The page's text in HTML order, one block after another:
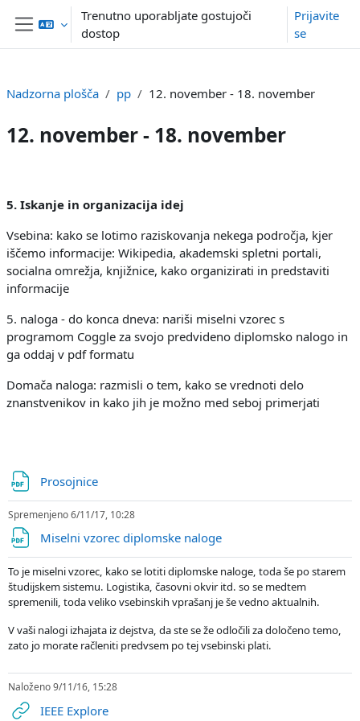
Preskoči na glavno vsebino
Stransko polje
Trenutno uporabljate gostujoči
dostop
Prijavite
se
Nadzorna plošča pp 12. november - 18. november
12. november - 18. november
5. Iskanje in organizacija idej
Vsebina: kako se lotimo raziskovanja nekega področja, kjer
iščemo informacije: Wikipedia, akademski spletni portali,
socialna omrežja, knjižnice, kako organizirati in predstaviti
informacije
5. naloga - do konca dneva: nariši miselni vzorec s
programom Coggle za svojo predvideno diplomsko nalogo in
ga oddaj v pdf formatu
Domača naloga: razmisli o tem, kako se vrednoti delo
znanstvenikov in kako jih je možno med seboj primerjati
Prosojnice
Spremenjeno 6/11/17, 10:28
Miselni vzorec diplomske naloge
To je miselni vzorec, kako se lotiti diplomske naloge, toda še po starem
študijskem sistemu. Logistika, časovni okvir itd. so se medtem
spremenili, toda veliko vsebinskih vprašanj je še vedno aktualnih.
V vaši nalogi izhajata iz dejstva, da ste se že odločili za določeno temo,
zato jo morate račleniti predvsem po tej vsebinski plati.
Naloženo 9/11/16, 15:28
IEEE ExploreURL